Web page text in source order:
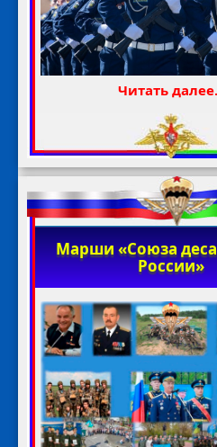
Читать
Марши «Союза
России»